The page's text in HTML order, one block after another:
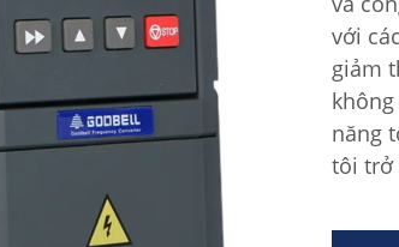
với
giảm
năng
tôi trở